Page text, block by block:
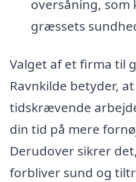
oversåning, som
græssets
Valget af et firma til
Ravnkilde betyder,
tidskrævende
din tid på mere
Derudover sikrer
forbliver sund og